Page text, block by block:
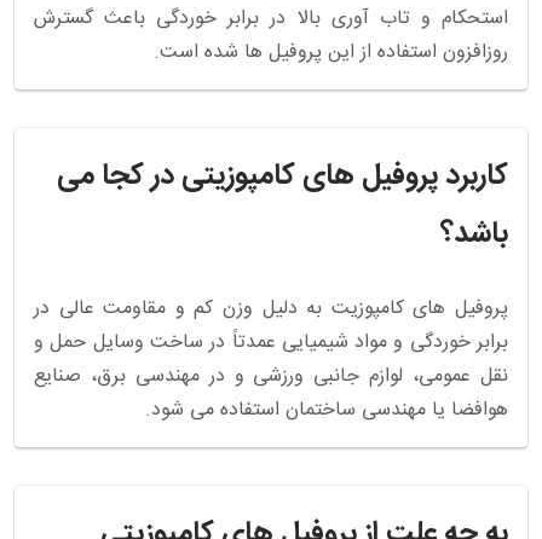
استحکام و تاب آوری بالا در برابر خوردگی باعث گسترش
روزافزون استفاده از این پروفیل ها شده است.
کاربرد پروفیل های کامپوزیتی در کجا می
باشد؟
پروفیل های کامپوزیت به دلیل وزن کم و مقاومت عالی در
برابر خوردگی و مواد شیمیایی عمدتاً در ساخت وسایل حمل و
نقل عمومی، لوازم جانبی ورزشی و در مهندسی برق، صنایع
هوافضا یا مهندسی ساختمان استفاده می شود.